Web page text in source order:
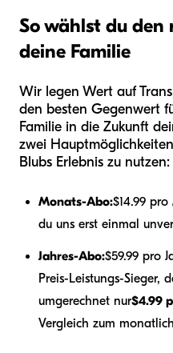
So wählst du
deine Familie
Wir legen Wert auf
den besten Gegenwert
Familie in die Zukunft
zwei
Blubs Erlebnis zu nutzen:
Monats-Abo:$14.99
du uns erst einmal
Jahres-Abo:$59.99 pro
Preis-Leistungs-Sieger,
umgerechnet nur$4.99
Vergleich zum